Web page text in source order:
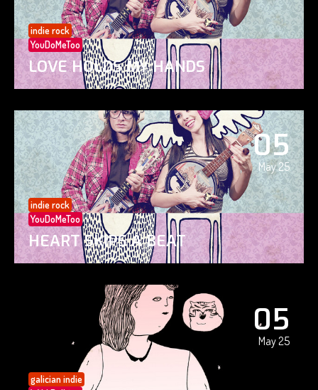
indie rock
YouDoMeToo
LOVE HOLDS MY HANDS
05
May 25
indie rock
YouDoMeToo
HEART SKIPS A BEAT
05
May 25
galician indie